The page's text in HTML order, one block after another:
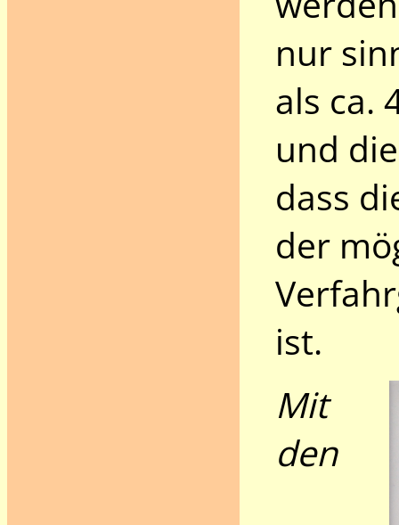
nur
als ca.
und
dass
der
ist.
Mit
den